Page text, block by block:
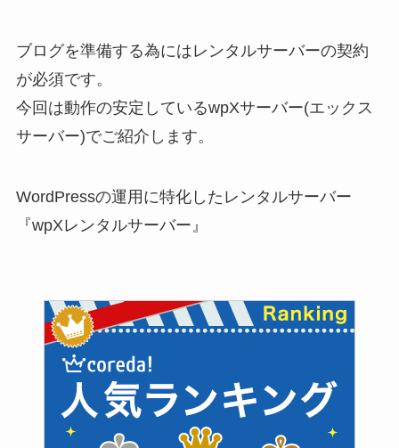
ブログを準備する為にはレンタルサーバーの契約
が必須です。
今回は動作の安定しているwpXサーバー(エックス
サーバー)でご紹介します。
WordPressの運用に特化したレンタルサーバー
『wpXレンタルサーバー』